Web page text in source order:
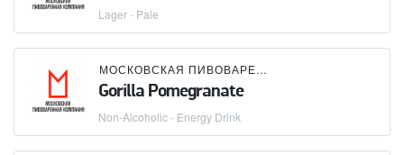
Lager - Pale
МОСКОВСКАЯ ПИВОВАРЕННАЯ КОМПАНИЯ (МПК)
Gorilla Pomegranate
Non-Alcoholic - Energy Drink